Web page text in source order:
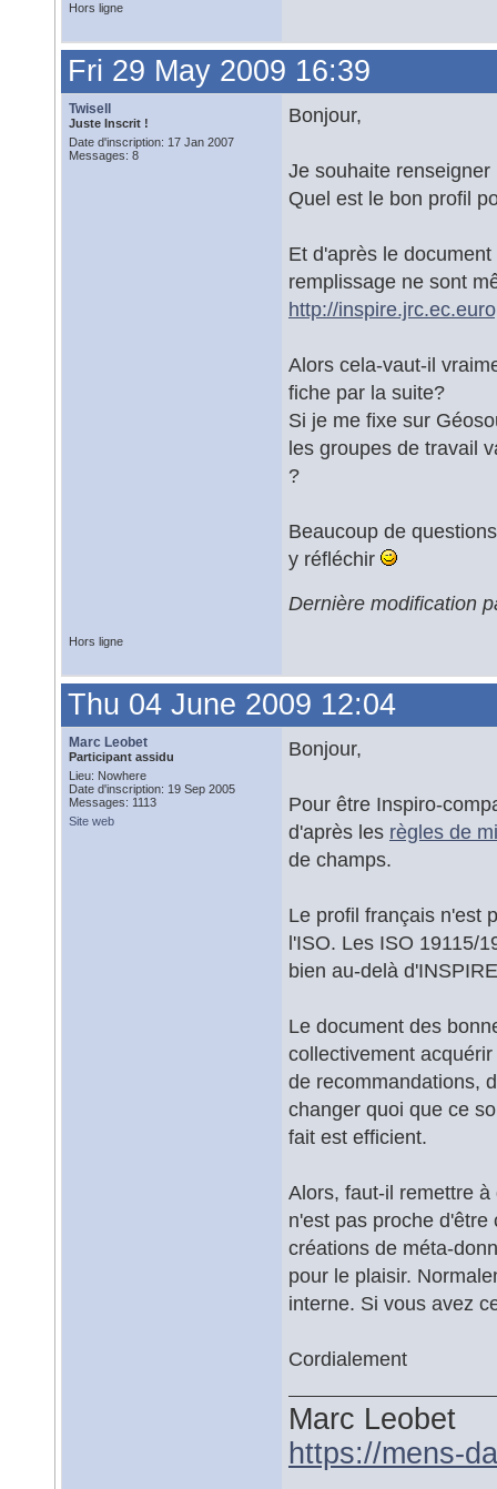
Hors ligne
Fri 29 May 2009 16:39
Twisell
Juste Inscrit !
Date d'inscription: 17 Jan 2007
Messages: 8
Bonjour,
Je souhaite
Quel est le bon profil
Et d'après le
remplissage ne sont
http://
Alors cela-vaut-il
fiche par la suite?
Si je me fixe sur
les groupes de travail
?
Beaucoup de
y réfléchir
Dernière modification
Hors ligne
Thu 04 June 2009 12:04
Marc Leobet
Participant assidu
Lieu: Nowhere
Date d'inscription: 19 Sep 2005
Messages: 1113
Site web
Bonjour,
Pour être Inspiro-
d'après les règles de
de champs.
Le profil français n'est
l'ISO. Les ISO 19115/
bien au-delà
Le document des
collectivement
de recommandations,
changer quoi que ce
fait est efficient.
Alors, faut-il remettre
n'est pas proche
créations de méta-
pour le plaisir.
interne. Si vous avez
Cordialement
Marc Leobet
https://mens-